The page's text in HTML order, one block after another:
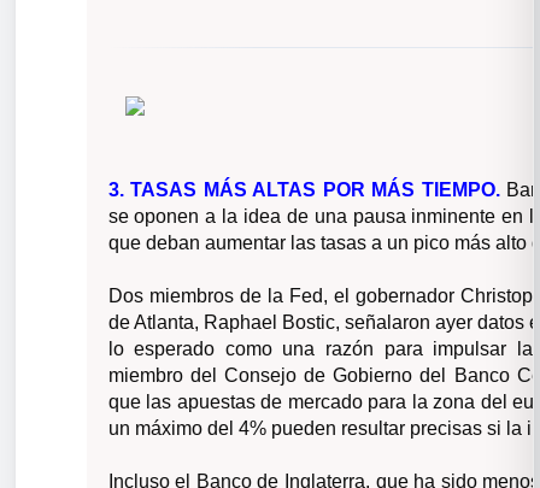
3. TASAS MÁS ALTAS POR MÁS TIEMPO.
se oponen a la idea de una pausa inminente en
que deban aumentar las tasas a un pico más alto
Dos miembros de la Fed, el gobernador
de Atlanta, Raphael Bostic, señalaron ayer datos
lo esperado como una razón para impulsar
miembro del Consejo de Gobierno del Banco
que las apuestas de mercado para la zona del
un máximo del 4% pueden resultar precisas si la
Incluso el Banco de Inglaterra, que ha sido